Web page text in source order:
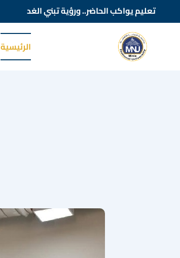
تعليم يواكب الحاضر.. ورؤية تبني الغد
الرئيسية